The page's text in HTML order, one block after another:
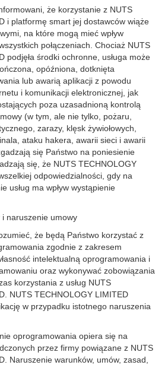
że korzystanie z NUTS
i platformę smart jej dostawców wiąże
na które mogą mieć wpływ
połączeniach. Chociaż NUTS
podjęła środki ochronne, usługa może
opóźniona, dotknięta
lub awarią aplikacji z powodu
i komunikacji elektronicznej, jak
poza uzasadnioną kontrolą
(w tym, ale nie tylko, pożaru,
zarazy, klęsk żywiołowych,
ataku hakera, awarii sieci i awarii
się Państwo na poniesienie
się, że NUTS TECHNOLOGY
odpowiedzialności, gdy na
usług ma wpływ wystąpienie
naruszenie umowy
że będą Państwo korzystać z
zgodnie z zakresem
intelektualną oprogramowania i
oraz wykonywać zobowiązania
korzystania z usług NUTS
NUTS TECHNOLOGY LIMITED
w przypadku istotnego naruszenia
oprogramowania opiera się na
przez firmy powiązane z NUTS
Naruszenie warunków, umów, zasad,